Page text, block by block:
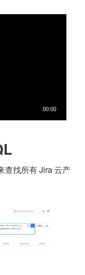
查找所有 Jira 云产